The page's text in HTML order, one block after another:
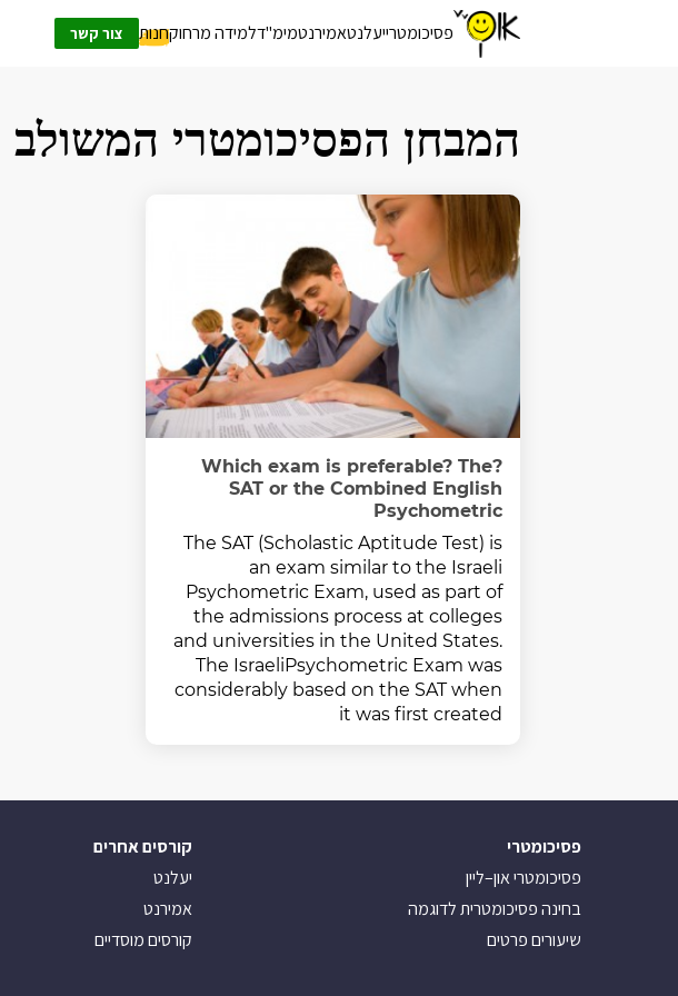
פסיכומטרייעלנטאמירנטמימ"דלמידה מרחוקחנות צור קשר
המבחן הפסיכומטרי המשולב
?Which exam is preferable? The
SAT or the Combined English
Psychometric
The SAT (Scholastic Aptitude Test) is
an exam similar to the Israeli
Psychometric Exam, used as part of
the admissions process at colleges
and universities in the United States.
The IsraeliPsychometric Exam was
considerably based on the SAT when
it was first created
פסיכומטרי
פסיכומטרי און–ליין
בחינה פסיכומטרית לדוגמה
שיעורים פרטים
קורסים אחרים
יעלנט
אמירנט
קורסים מוסדיים